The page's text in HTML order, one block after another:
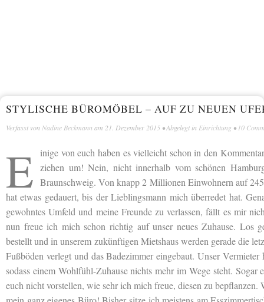
STYLISCHE BÜROMÖBEL – AUF ZU NEUEN
Verfasst von Nadine Beckmann am 21. Dezember 2015 • Abgelegt in Einrichtung • 10
E
inige von euch haben es vielleicht schon in den
ziehen um! Nein, nicht innerhalb vom schönen
Braunschweig. Von knapp 2 Millionen Einwohnern auf
hat etwas gedauert, bis der Lieblingsmann mich überredet hat.
gewohntes Umfeld und meine Freunde zu verlassen, fällt es mir
nun freue ich mich schon richtig auf unser neues Zuhause. Los
bestellt und in unserem zukünftigen Mietshaus werden gerade die
Fußböden verlegt und das Badezimmer eingebaut. Unser
sodass einem Wohlfühl-Zuhause nichts mehr im Wege steht.
euch nicht vorstellen, wie sehr ich mich freue, diesen zu